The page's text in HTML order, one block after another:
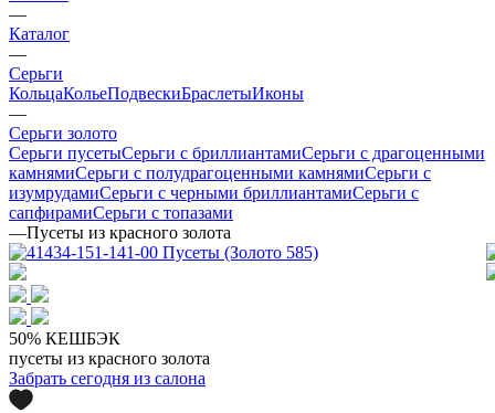
—
Каталог
—
Серьги
КольцаКольеПодвескиБраслетыИконы
—
Серьги золото
Серьги пусетыСерьги с бриллиантамиСерьги с драгоценными
камнямиСерьги с полудрагоценными камнямиСерьги с
изумрудамиСерьги с черными бриллиантамиСерьги с
сапфирамиСерьги с топазами
—Пусеты из красного золота
50% КЕШБЭК
пусеты из красного золота
Забрать сегодня из салона